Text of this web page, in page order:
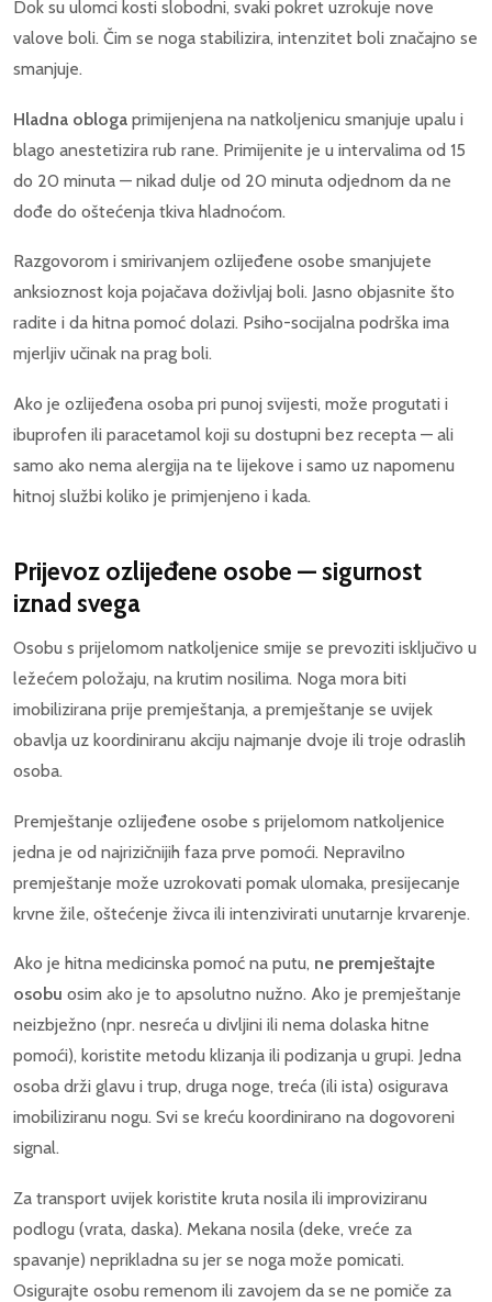
Dok su ulomci kosti slobodni, svaki pokret uzrokuje nove
valove boli. Čim se noga stabilizira, intenzitet boli značajno se
smanjuje.
Hladna obloga primijenjena na natkoljenicu smanjuje upalu i
blago anestetizira rub rane. Primijenite je u intervalima od 15
do 20 minuta — nikad dulje od 20 minuta odjednom da ne
dođe do oštećenja tkiva hladnoćom.
Razgovorom i smirivanjem ozlijeđene osobe smanjujete
anksioznost koja pojačava doživljaj boli. Jasno objasnite što
radite i da hitna pomoć dolazi. Psiho-socijalna podrška ima
mjerljiv učinak na prag boli.
Ako je ozlijeđena osoba pri punoj svijesti, može progutati i
ibuprofen ili paracetamol koji su dostupni bez recepta — ali
samo ako nema alergija na te lijekove i samo uz napomenu
hitnoj službi koliko je primjenjeno i kada.
Prijevoz ozlijeđene osobe — sigurnost
iznad svega
Osobu s prijelomom natkoljenice smije se prevoziti isključivo u
ležećem položaju, na krutim nosilima. Noga mora biti
imobilizirana prije premještanja, a premještanje se uvijek
obavlja uz koordiniranu akciju najmanje dvoje ili troje odraslih
osoba.
Premještanje ozlijeđene osobe s prijelomom natkoljenice
jedna je od najrizičnijih faza prve pomoći. Nepravilno
premještanje može uzrokovati pomak ulomaka, presijecanje
krvne žile, oštećenje živca ili intenzivirati unutarnje krvarenje.
Ako je hitna medicinska pomoć na putu, ne premještajte
osobu osim ako je to apsolutno nužno. Ako je premještanje
neizbježno (npr. nesreća u divljini ili nema dolaska hitne
pomoći), koristite metodu klizanja ili podizanja u grupi. Jedna
osoba drži glavu i trup, druga noge, treća (ili ista) osigurava
imobiliziranu nogu. Svi se kreću koordinirano na dogovoreni
signal.
Za transport uvijek koristite kruta nosila ili improviziranu
podlogu (vrata, daska). Mekana nosila (deke, vreće za
spavanje) neprikladna su jer se noga može pomicati.
Osigurajte osobu remenom ili zavojem da se ne pomiče za